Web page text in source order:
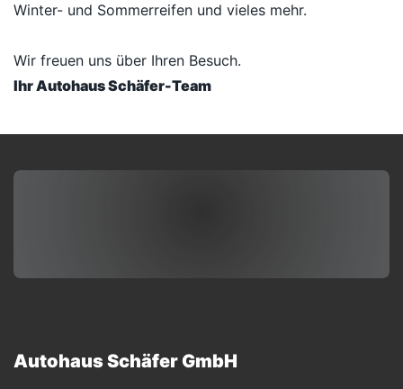
Winter- und Sommerreifen und vieles mehr.
Wir freuen uns über Ihren Besuch.
Ihr Autohaus Schäfer-Team
Autohaus Schäfer GmbH